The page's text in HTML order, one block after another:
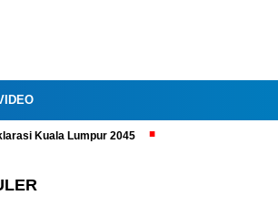
Kuala Lumpur 2045